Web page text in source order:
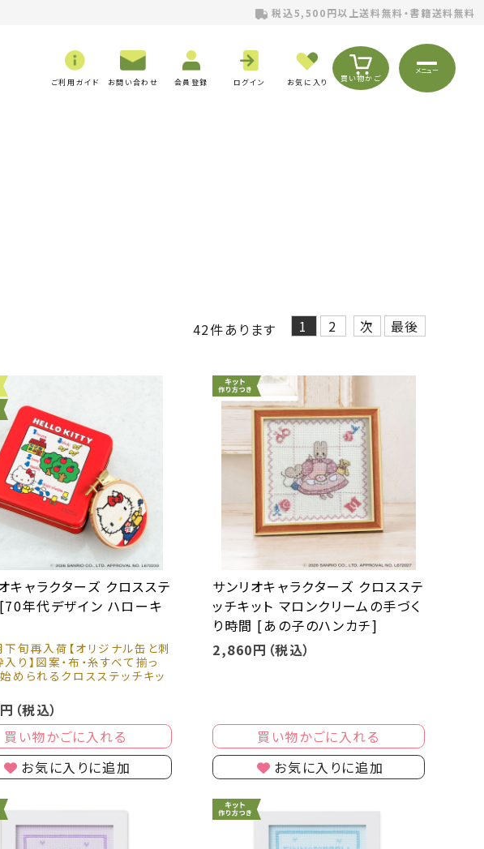
税込5,500円以上送料無料・書籍送料無料
ご利用ガイド お問い合わせ 会員登録 ログイン お気に入り 買い物かご
メニュー
42件あります 1 2 次 最後
キャラクターズ クロスステ
年代デザイン ハローキ
旬再入荷【オリジナル缶と刺
入り】図案・布・糸すべて揃っ
始められるクロスステッチキッ
税込）
買い物かごに入れる
お気に入りに追加
サンリオキャラクターズ クロスステ
ッチキット マロンクリームの手づく
り時間 [あの子のハンカチ]
2,860円（税込）
買い物かごに入れる
お気に入りに追加